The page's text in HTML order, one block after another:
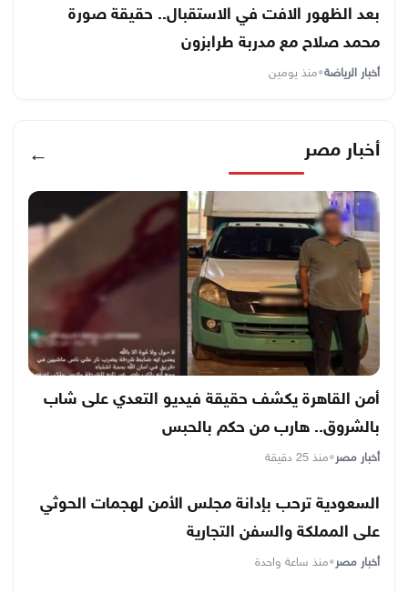
بعد الظهور الافت في الاستقبال.. حقيقة صورة
محمد صلاح مع مدربة طرابزون
أخبار الرياضة•منذ يومين
أخبار مصر ←
أمن القاهرة يكشف حقيقة فيديو التعدي على شاب
بالشروق.. هارب من حكم بالحبس
أخبار مصر•منذ 25 دقيقة
السعودية ترحب بإدانة مجلس الأمن لهجمات الحوثي
على المملكة والسفن التجارية
أخبار مصر•منذ ساعة واحدة